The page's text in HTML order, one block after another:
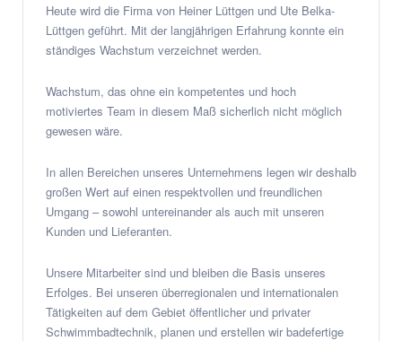
Heute wird die Firma von Heiner Lüttgen und Ute Belka-
Lüttgen geführt. Mit der langjährigen Erfahrung konnte ein
ständiges Wachstum verzeichnet werden.
Wachstum, das ohne ein kompetentes und hoch
motiviertes Team in diesem Maß sicherlich nicht möglich
gewesen wäre.
In allen Bereichen unseres Unternehmens legen wir deshalb
großen Wert auf einen respektvollen und freundlichen
Umgang – sowohl untereinander als auch mit unseren
Kunden und Lieferanten.
Unsere Mitarbeiter sind und bleiben die Basis unseres
Erfolges. Bei unseren überregionalen und internationalen
Tätigkeiten auf dem Gebiet öffentlicher und privater
Schwimmbadtechnik, planen und erstellen wir badefertige